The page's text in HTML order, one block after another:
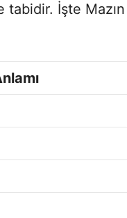
İşte Mazın